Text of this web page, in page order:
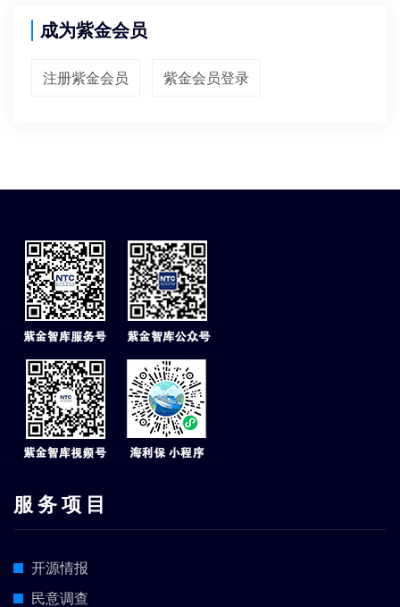
成为紫金会员
注册紫金会员 紫金会员登录
服 务 项 目
开源情报
民意调查